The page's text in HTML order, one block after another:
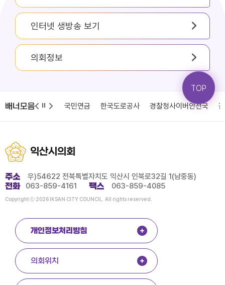
인터넷 생방송 보기
의회정보
배너모음
국민건강보험 국민연금 한국도로공사 경찰청사이버안전국
익산시의회
주소 우)54622 전북특별자치도 익산시 인북로32길 1(남중동)
전화 063-859-4161 팩스 063-859-4085
Copyright ⓒ 2026 IKSAN CITY COUNCIL. All rights reserved.
개인정보처리방침
의회위치
TOP